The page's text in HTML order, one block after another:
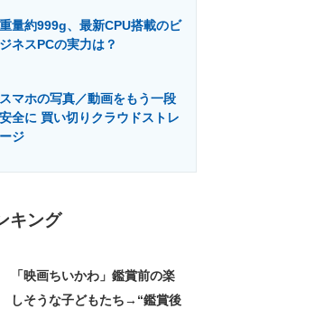
重量約999g、最新CPU搭載のビ
ジネスPCの実力は？
スマホの写真／動画をもう一段
安全に 買い切りクラウドストレ
ージ
キング
「映画ちいかわ」鑑賞前の楽
しそうな子どもたち→“鑑賞後